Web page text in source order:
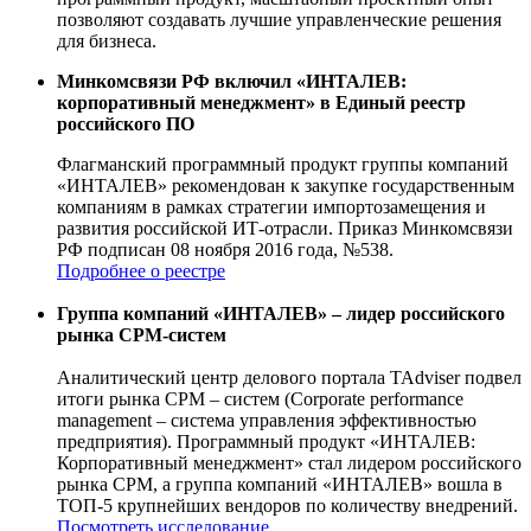
позволяют создавать лучшие управленческие решения
для бизнеса.
Минкомсвязи РФ включил «ИНТАЛЕВ:
корпоративный менеджмент» в Единый реестр
российского ПО
Флагманский программный продукт группы компаний
«ИНТАЛЕВ» рекомендован к закупке государственным
компаниям в рамках стратегии импортозамещения и
развития российской ИТ-отрасли. Приказ Минкомсвязи
РФ подписан 08 ноября 2016 года, №538.
Подробнее о реестре
Группа компаний «ИНТАЛЕВ» – лидер российского
рынка CPM-систем
Аналитический центр делового портала TAdviser подвел
итоги рынка CPM – систем (Corporate performance
management – система управления эффективностью
предприятия). Программный продукт «ИНТАЛЕВ:
Корпоративный менеджмент» стал лидером российского
рынка CPM, а группа компаний «ИНТАЛЕВ» вошла в
ТОП-5 крупнейших вендоров по количеству внедрений.
Посмотреть исследование